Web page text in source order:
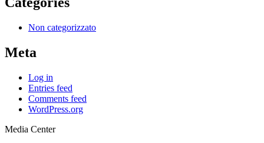
Non categorizzato
Meta
Log in
Entries feed
Comments feed
WordPress.org
Media Center